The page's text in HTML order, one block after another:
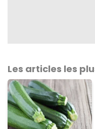
Les articles les